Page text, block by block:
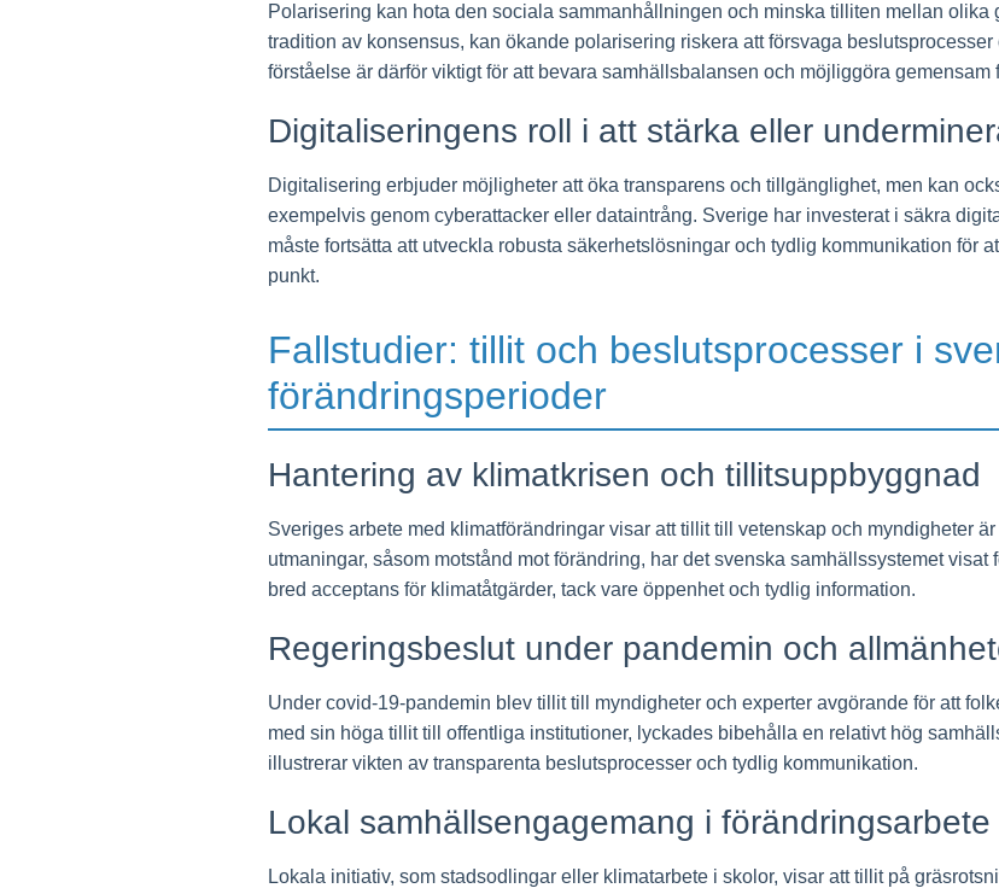
Polarisering kan hota den sociala sammanhållningen och minska tilliten mellan olika
tradition av konsensus, kan ökande polarisering riskera att försvaga
förståelse är därför viktigt för att bevara samhällsbalansen och möjliggöra gemensam
Digitaliseringens roll i att stärka eller
Digitalisering erbjuder möjligheter att öka transparens och tillgänglighet, men kan
exempelvis genom cyberattacker eller dataintrång. Sverige har investerat i säkra
måste fortsätta att utveckla robusta säkerhetslösningar och tydlig kommunikation för
punkt.
Fallstudier: tillit och beslutsprocesser i
förändringsperioder
Hantering av klimatkrisen och tillitsuppbyggnad
Sveriges arbete med klimatförändringar visar att tillit till vetenskap och myndigheter
utmaningar, såsom motstånd mot förändring, har det svenska samhällssystemet
bred acceptans för klimatåtgärder, tack vare öppenhet och tydlig information.
Regeringsbeslut under pandemin och
Under covid-19-pandemin blev tillit till myndigheter och experter avgörande för att
med sin höga tillit till offentliga institutioner, lyckades bibehålla en relativt hög
illustrerar vikten av transparenta beslutsprocesser och tydlig kommunikation.
Lokal samhällsengagemang i förändringsarbete
Lokala initiativ, som stadsodlingar eller klimatarbete i skolor, visar att tillit på